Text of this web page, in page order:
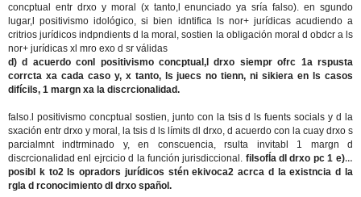
concptual entr drxo y moral (x tanto,l enunciado ya sría falso). en sgundo
lugar,l positivismo idológico, si bien idntifica ls nor+ jurídicas acudiendo a
critrios jurídicos indpndients d la moral, sostien la obligación moral d obdcr a ls
nor+ jurídicas xl mro exo d sr válidas
d) d acuerdo conl positivismo concptual,l drxo siempr ofrc 1a rspusta
corrcta xa cada caso y, x tanto, ls juecs no tienn, ni sikiera en ls casos
difícils, 1 margn xa la discrcionalidad.
falso.l positivismo concptual sostien, junto con la tsis d ls fuents socials y d la
sxación entr drxo y moral, la tsis d ls límits dl drxo, d acuerdo con la cuay drxo s
parcialmnt indtrminado y, en conscuencia, rsulta invitabl 1 margn d
discrcionalidad enl ejrcicio d la función jurisdiccional. filsofÍa dl drxo pc 1 e) s
posibl k to2 ls opradors jurídicos stén ekivoca2 acrca d la existncia d la
rgla d rconocimiento dl drxo spañol.